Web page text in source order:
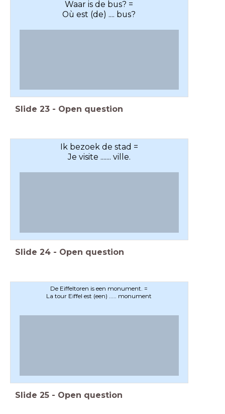
Waar is de bus? =
Où est (de) .... bus?
Slide 23 - Open question
Ik bezoek de stad =
Je visite ....... ville.
Slide 24 - Open question
De Eiffeltoren is een monument. =
La tour Eiffel est (een) ..... monument
Slide 25 - Open question